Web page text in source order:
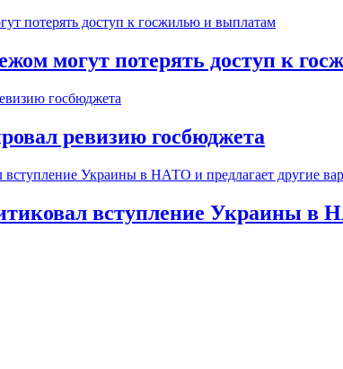
могут потерять доступ к
ревизию госбюджета
вступление Украины в